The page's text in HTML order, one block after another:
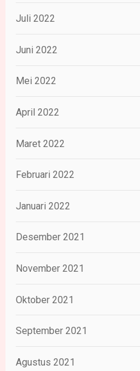
Juli 2022
Juni 2022
Mei 2022
April 2022
Maret 2022
Februari 2022
Januari 2022
Desember 2021
November 2021
Oktober 2021
September 2021
Agustus 2021